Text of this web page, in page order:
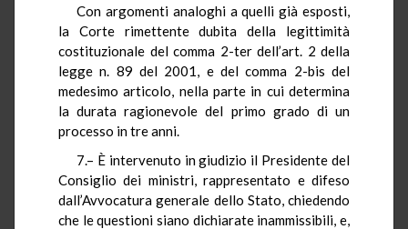
Con argomenti analoghi a quelli già esposti,
la Corte rimettente dubita della legittimità
costituzionale del comma 2-ter dell’art. 2 della
legge n. 89 del 2001, e del comma 2-bis del
medesimo articolo, nella parte in cui determina
la durata ragionevole del primo grado di un
processo in tre anni.
7.– È intervenuto in giudizio il Presidente del
Consiglio dei ministri, rappresentato e difeso
dall’Avvocatura generale dello Stato, chiedendo
che le questioni siano dichiarate inammissibili, e,